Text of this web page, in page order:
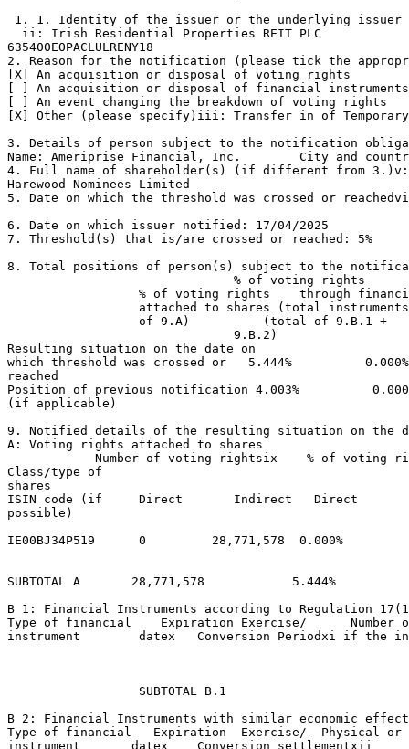
1. 1. Identity of the issuer or the underlying
  ii: Irish Residential Properties REIT PLC
635400EOPACLULRENY18
2. Reason for the notification (please tick the
[X] An acquisition or disposal of voting rights
[ ] An acquisition or disposal of financial
[ ] An event changing the breakdown of voting rights
[X] Other (please specify)iii: Transfer in of
3. Details of person subject to the notification
Name: Ameriprise Financial, Inc.        City and
4. Full name of shareholder(s) (if different from
Harewood Nominees Limited
5. Date on which the threshold was crossed or
6. Date on which issuer notified: 17/04/2025
7. Threshold(s) that is/are crossed or reached: 5%
8. Total positions of person(s) subject to the
                               % of voting rights
% of voting rights    through
attached to shares (total
of 9.A)          (total of 9.B.1 +
                               9.B.2)
Resulting situation on the date on
which threshold was crossed or   5.444%
reached
Position of previous notification 4.003%
(if applicable)
9. Notified details of the resulting situation on the
A: Voting rights attached to shares
Number of voting rightsix    % of voting
Class/type of
shares
ISIN code (if     Direct       Indirect   Direct
possible)
IE00BJ34P519      0         28,771,578  0.000%
SUBTOTAL A       28,771,578            5.444%
B 1: Financial Instruments according to Regulation
Type of financial    Expiration Exercise/      Number
instrument        datex   Conversion Periodxi if the
                  SUBTOTAL B.1
B 2: Financial Instruments with similar economic
Type of financial   Expiration  Exercise/
instrument       datex    Conversion settlementxii